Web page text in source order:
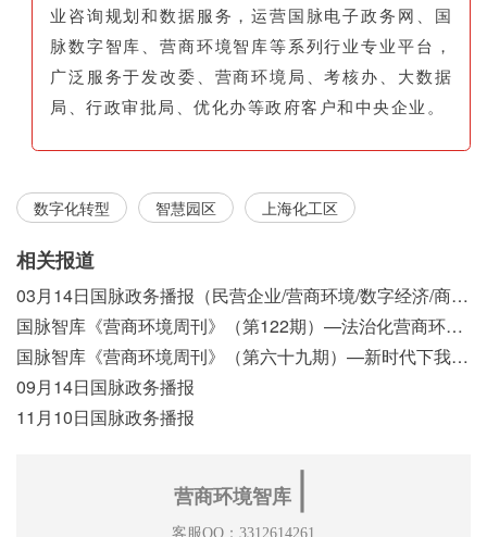
业咨询规划和数据服务，运营国脉电子政务网、国
脉数字智库、营商环境智库等系列行业专业平台，
广泛服务于发改委、营商环境局、考核办、大数据
局、行政审批局、优化办等政府客户和中央企业。
数字化转型 智慧园区 上海化工区
相关报道
03月14日国脉政务播报（民营企业/营商环境/数字经济/商事制度改革）
国脉智库《营商环境周刊》（第122期）—法治化营商环境视域下我国行政执法公示制度浅析
国脉智库《营商环境周刊》（第六十九期）—新时代下我国营商环境标准体系构建初探
09月14日国脉政务播报
11月10日国脉政务播报
营商环境智库
客服QQ：3312614261